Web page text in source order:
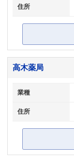
住所
高木薬局
業種
住所